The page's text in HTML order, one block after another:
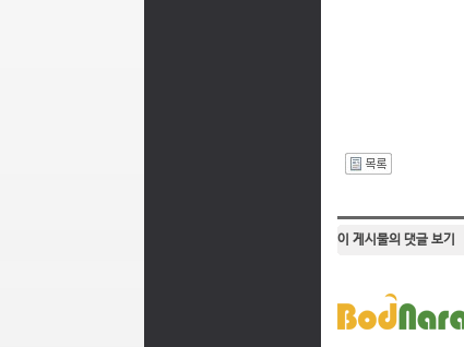
이 게시물의 댓글 보기